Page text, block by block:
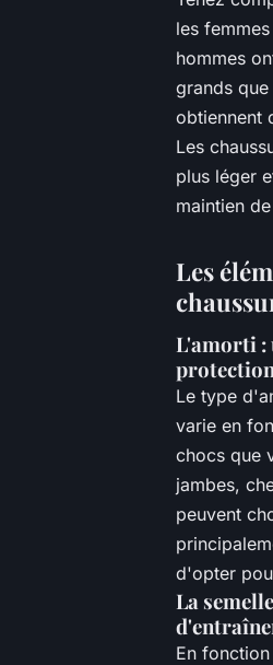
les
hommes
grands
obtiennent
Les
plus léger
maintien
Les
L'amorti :
Le type
varie en
chocs que
jambes,
peuvent
d'opter
La
En